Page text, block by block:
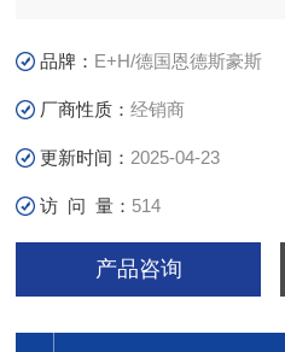
品牌： E+H/德国恩德斯豪斯
厂商性质：经销商
更新时间： 2025-04-23
访 问 量： 514
产品咨询